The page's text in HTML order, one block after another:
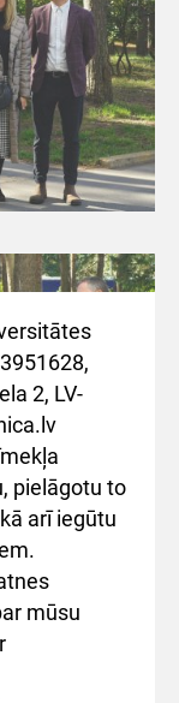
Rīgas
un
tika
2, LV-
pielāgotu to
arī iegūtu
mūsu